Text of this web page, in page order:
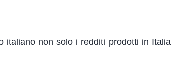
italiano non solo i redditi prodotti in